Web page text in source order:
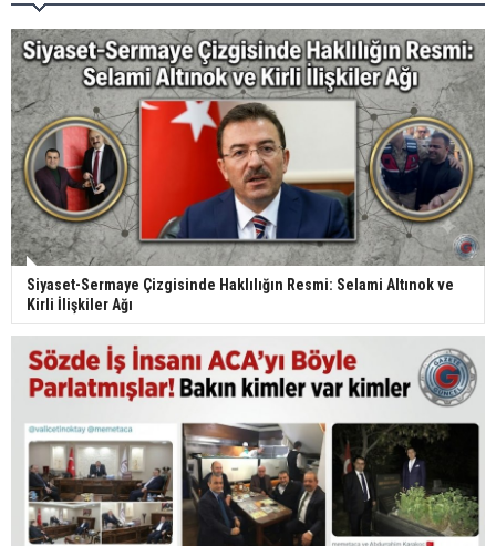
Siyaset-Sermaye Çizgisinde Haklılığın Resmi: Selami Altınok ve
Kirli İlişkiler Ağı